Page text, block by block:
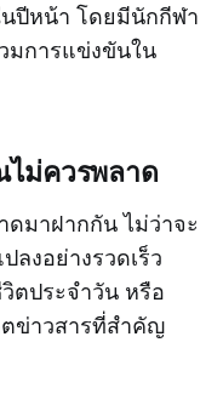
ปีหน้า โดยมีนักกีฬา
มการแข่งขันใน
ม่ควรพลาด
มาฝากกัน ไม่ว่าจะ
ลงอย่างรวดเร็ว
ตประจำวัน หรือ
ตข่าวสารที่สำคัญ